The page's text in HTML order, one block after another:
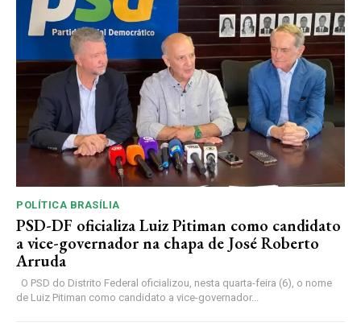
POLÍTICA BRASÍLIA
PSD-DF oficializa Luiz Pitiman como candidato
a vice-governador na chapa de José Roberto
Arruda
de Luiz Pitiman como candidato a vice-governador...